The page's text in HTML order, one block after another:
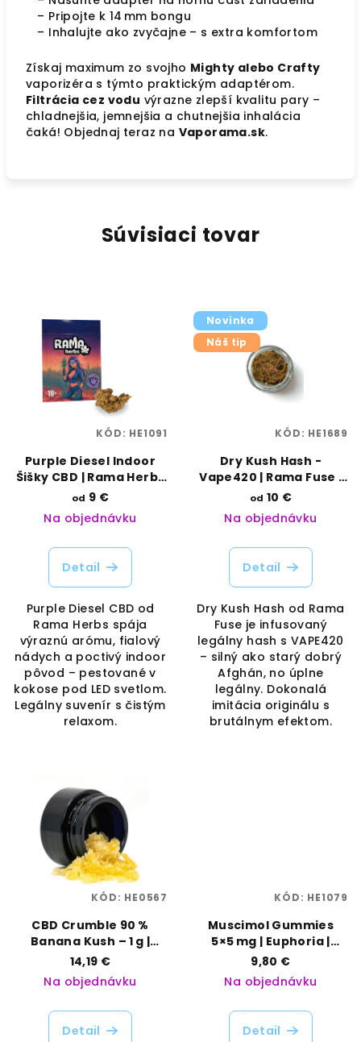
– Pripojte k 14 mm bongu
– Inhalujte ako zvyčajne – s extra komfortom
Získaj maximum zo svojho Mighty alebo Crafty
vaporizéra s týmto praktickým adaptérom.
Filtrácia cez vodu výrazne zlepší kvalitu pary –
chladnejšia, jemnejšia a chutnejšia inhalácia
čaká! Objednaj teraz na Vaporama.sk.
Súvisiaci tovar
Purple Diesel Indoor
Šišky CBD | Rama Herbs
| Vaporama
od 9 €
Na objednávku
Detail
Purple Diesel CBD od
Rama Herbs spája
výraznú arómu, fialový
nádych a poctivý indoor
pôvod – pestované v
kokose pod LED svetlom.
Legálny suvenír s čistým
relaxom.
KÓD: HE1091
Novinka
Náš tip
Dry Kush Hash -
Vape420 | Rama Fuse |
Vaporama
od 10 €
Na objednávku
Detail
Dry Kush Hash od Rama
Fuse je infusovaný
legálny hash s VAPE420
– silný ako starý dobrý
Afghán, no úplne
legálny. Dokonalá
imitácia originálu s
brutálnym efektom.
KÓD: HE1689
CBD Crumble 90 %
Banana Kush – 1 g |
Happease | Vaporama
14,19 €
Na objednávku
Detail
KÓD: HE0567
Muscimol Gummies
5×5 mg | Euphoria |
Vaporama
9,80 €
Na objednávku
Detail
KÓD: HE1079